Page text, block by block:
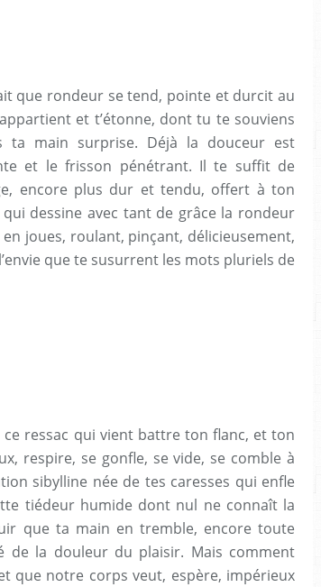
que rondeur se tend, pointe et durcit au
et t’étonne, dont tu te souviens
ta main surprise. Déjà la douceur est
et le frisson pénétrant. Il te suffit de
encore plus dur et tendu, offert à ton
dessine avec tant de grâce la rondeur
joues, roulant, pinçant, délicieusement,
que te susurrent les mots pluriels de
ressac qui vient battre ton flanc, et ton
respire, se gonfle, se vide, se comble à
sibylline née de tes caresses qui enfle
tiédeur humide dont nul ne connaît la
que ta main en tremble, encore toute
de la douleur du plaisir. Mais comment
que notre corps veut, espère, impérieux